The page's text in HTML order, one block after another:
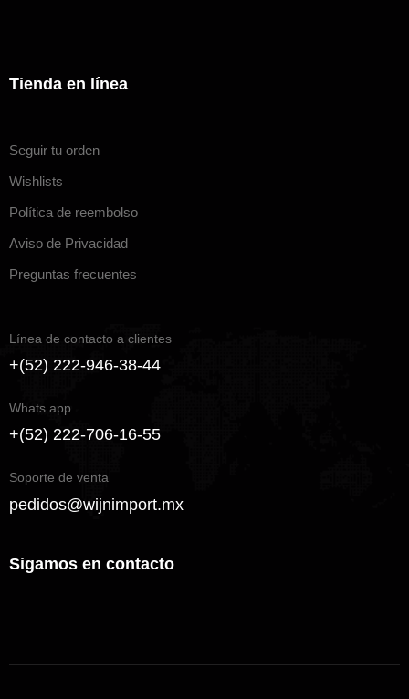
Tienda en línea
Seguir tu orden
Wishlists
Política de reembolso
Aviso de Privacidad
Preguntas frecuentes
Línea de contacto a clientes
+(52) 222-946-38-44
Whats app
+(52) 222-706-16-55
Soporte de venta
pedidos@wijnimport.mx
Sigamos en contacto